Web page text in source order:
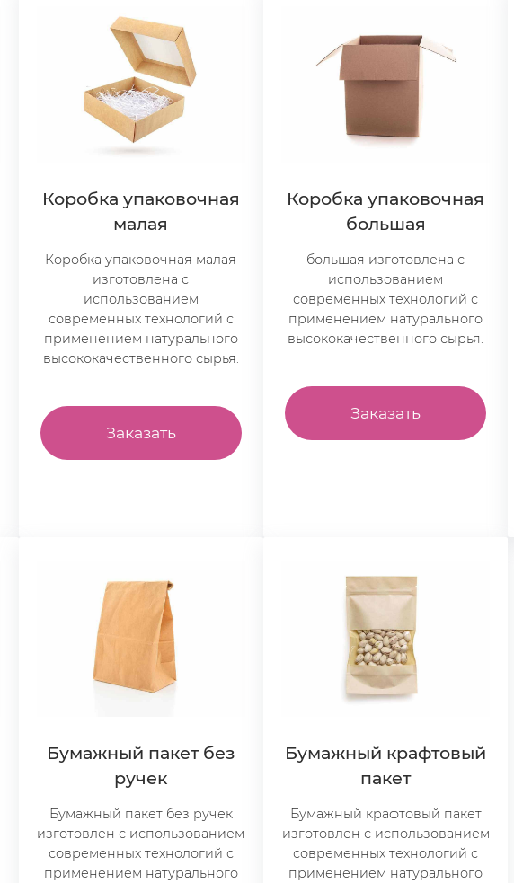
Коробка упаковочная
малая
Коробка упаковочная малая
изготовлена с
использованием
современных технологий с
применением натурального
высококачественного сырья.
Заказать
Коробка упаковочная
большая
большая изготовлена с
использованием
современных технологий с
применением натурального
высококачественного сырья.
Заказать
Бумажный пакет без
ручек
Бумажный пакет без ручек
изготовлен с использованием
современных технологий с
применением натурального
Бумажный крафтовый
пакет
Бумажный крафтовый пакет
изготовлен с использованием
современных технологий с
применением натурального